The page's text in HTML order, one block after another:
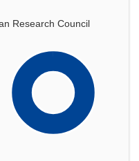
Research Council